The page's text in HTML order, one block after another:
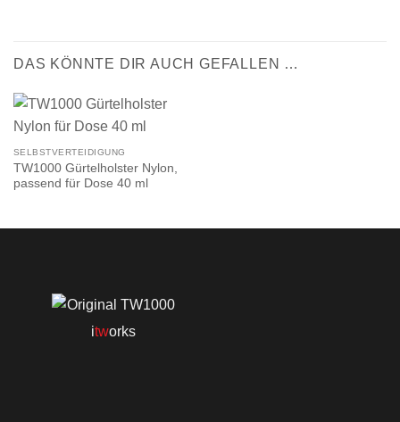
DAS KÖNNTE DIR AUCH GEFALLEN …
SELBSTVERTEIDIGUNG
TW1000 Gürtelholster Nylon,
passend für Dose 40 ml
itworks